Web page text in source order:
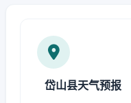
岱山县天气预报